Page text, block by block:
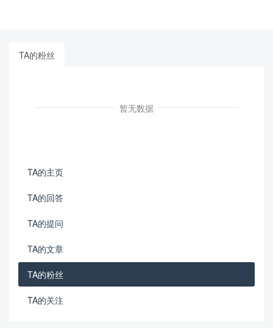
TA的粉丝
暂无数据
TA的主页
TA的回答
TA的提问
TA的文章
TA的粉丝
TA的关注